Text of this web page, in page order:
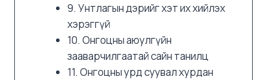
9. Унтлагын дэрийг хэт их хийлэх
хэрэггүй
10. Онгоцны аюулгүйн
зааварчилгаатай сайн танилц
11. Онгоцны урд суувал хурдан